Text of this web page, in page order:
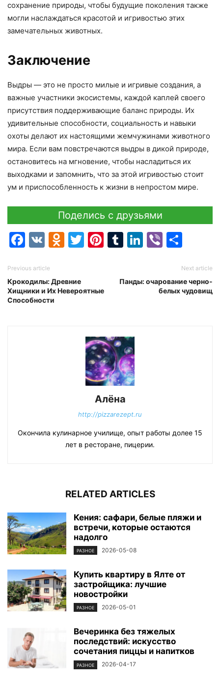
сохранение природы, чтобы будущие поколения также
могли наслаждаться красотой и игривостью этих
замечательных животных.
Заключение
Выдры — это не просто милые и игривые создания, а
важные участники экосистемы, каждой каплей своего
присутствия поддерживающие баланс природы. Их
удивительные способности, социальность и навыки
охоты делают их настоящими жемчужинами животного
мира. Если вам повстречаются выдры в дикой природе,
остановитесь на мгновение, чтобы насладиться их
выходками и запомнить, что за этой игривостью стоит
ум и приспособленность к жизни в непростом мире.
Поделись с друзьями
Facebook
VK Odnoklassniki
Twitter
Pinterest
Tumblr
LinkedIn
Viber
Previous article
Крокодилы: Древние
Хищники и Их Невероятные
Способности
Next article
Панды: очарование черно-
белых чудовищ
Алёна
http://pizzarezept.ru
Окончила кулинарное училище, опыт работы долее 15
лет в ресторане, пицерии.
RELATED ARTICLES
Кения: сафари, белые пляжи и
встречи, которые остаются
надолго
РАЗНОЕ 2026-05-08
Купить квартиру в Ялте от
застройщика: лучшие
новостройки
РАЗНОЕ 2026-05-01
Вечеринка без тяжелых
последствий: искусство
сочетания пиццы и напитков
РАЗНОЕ 2026-04-17